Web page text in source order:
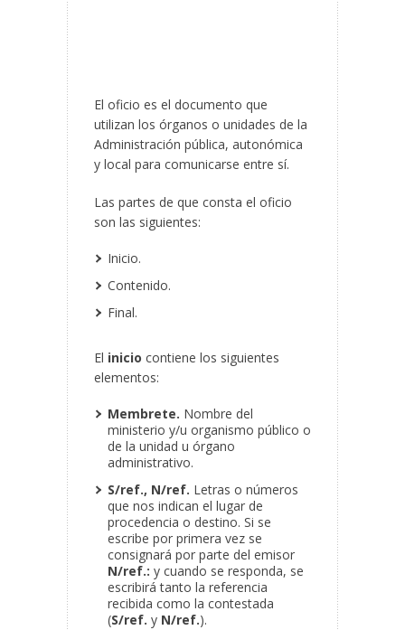
El oficio es el documento que
utilizan los órganos o unidades de la
Administración pública, autonómica
y local para comunicarse entre sí.
Las partes de que consta el oficio
son las siguientes:
Inicio.
Contenido.
Final.
El inicio contiene los siguientes
elementos:
Membrete. Nombre del
ministerio y/u organismo público o
de la unidad u órgano
administrativo.
S/ref., N/ref. Letras o números
que nos indican el lugar de
procedencia o destino. Si se
escribe por primera vez se
consignará por parte del emisor
N/ref.: y cuando se responda, se
escribirá tanto la referencia
recibida como la contestada
(S/ref. y N/ref.).